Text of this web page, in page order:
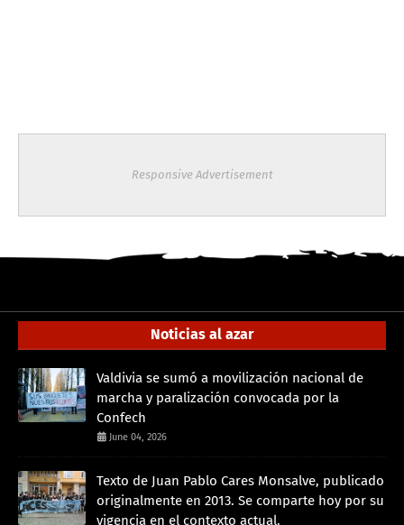
Responsive Advertisement
Noticias al azar
Valdivia se sumó a movilización nacional de
marcha y paralización convocada por la
Confech
June 04, 2026
Texto de Juan Pablo Cares Monsalve, publicado
originalmente en 2013. Se comparte hoy por su
vigencia en el contexto actual.